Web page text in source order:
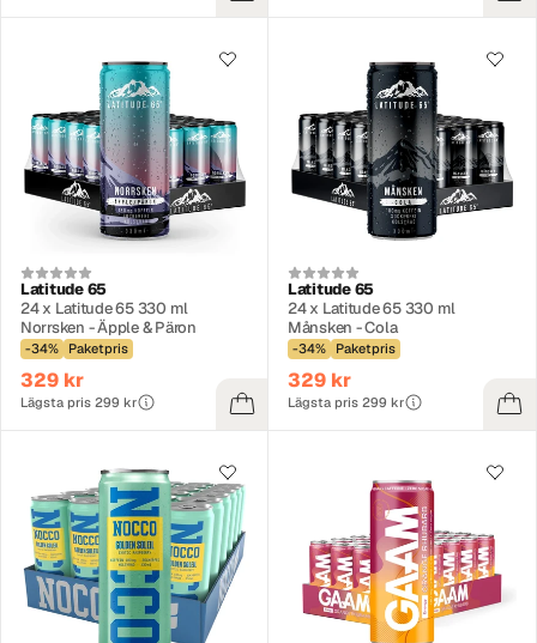
Latitude 65
24 x Latitude 65 330 ml
Norrsken - Äpple & Päron
-34% Paketpris
329 kr
Lägsta pris 299 kr
Latitude 65
24 x Latitude 65 330 ml
Månsken - Cola
-34% Paketpris
329 kr
Lägsta pris 299 kr